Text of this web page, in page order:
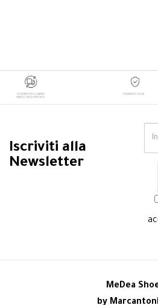
Iscriviti alla
Newsletter
MeDea
by